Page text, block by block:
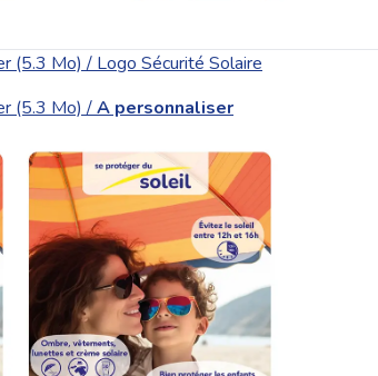
(5.3 Mo) / Logo Sécurité Solaire
(5.3 Mo) /A personnaliser